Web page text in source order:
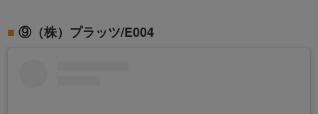
⑨（株）プラッツ/E004